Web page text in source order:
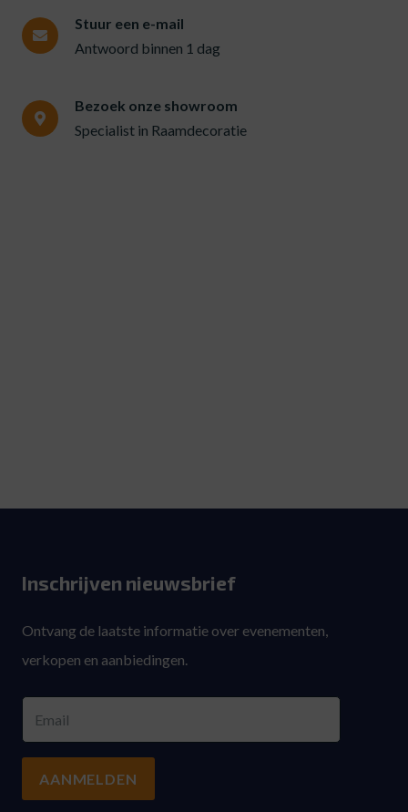
Stuur een e-mail
Antwoord binnen 1 dag
Bezoek onze showroom
Specialist in Raamdecoratie
Inschrijven nieuwsbrief
Ontvang de laatste informatie over evenementen,
verkopen en aanbiedingen.
AANMELDEN